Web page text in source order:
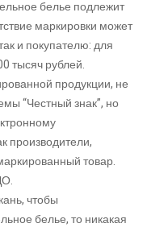
белье подлежит
маркировки может
и покупателю: для
тысяч рублей.
продукции, не
“Честный знак”, но
производители,
товар.
чтобы
белье, то никакая